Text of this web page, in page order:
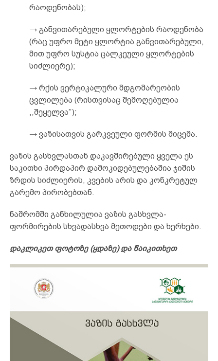
რაოდენობას);
→ განვითარებული ყლორტების რაოდენობა
(რაც უფრო მეტი ყლორტია განვითარებული,
მით უფრო სუსტია ცალკეული ყლორტების
სიძლიერე);
→ რქის ვერტიკალური მდგომარეობის
ცვლილება (რისთვისაც შემოღებულია
,,შეყელვა’’);
→ ვაზისათვის გარკვეული ფორმის მიცემა.
ვაზის გასხვლასთან დაკავშირებული ყველა ეს
საკითხი პირდაპირ დამოკიდებულებაშია ჯიშის
ზრდის სიძლიერის, კვების არის და კონკრეტულ
გარემო პირობებთან.
ნაშრომში განხილულია ვაზის გასხვლა-
ფორმირების სხვადასხვა მეთოდები და ხერხები.
დაკლიკეთ ფოტოზე (ყდაზე) და წაიკითხეთ